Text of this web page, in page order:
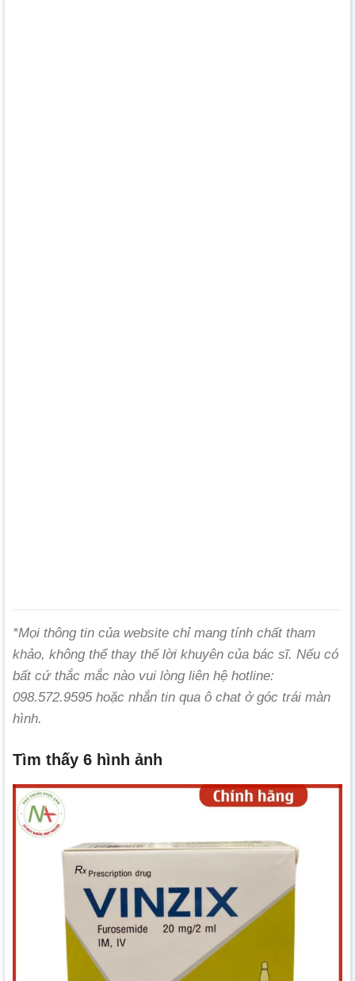
*Mọi thông tin của website chỉ mang tính chất tham
khảo, không thể thay thế lời khuyên của bác sĩ. Nếu có
bất cứ thắc mắc nào vui lòng liên hệ hotline:
098.572.9595 hoặc nhắn tin qua ô chat ở góc trái màn
hình.
Tìm thấy 6 hình ảnh